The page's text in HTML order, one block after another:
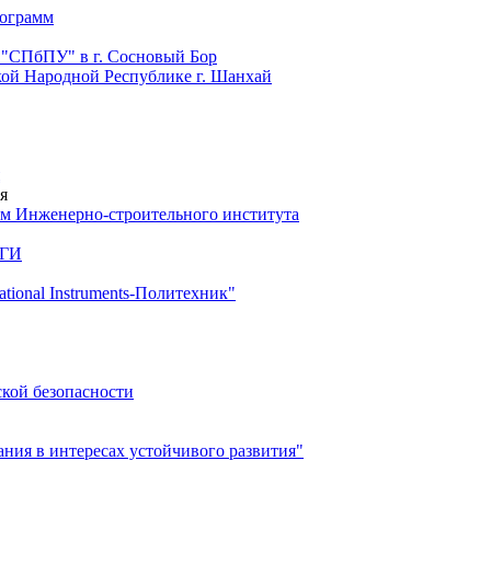
"СПбПУ" в г. Сосновый Бор
Народной Республике г. Шанхай
строительного института
Instruments-Политехник"
безопасности
в интересах устойчивого развития"